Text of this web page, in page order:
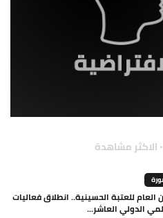
الاكثر مشاهدة
العام للعتبة الحسينية.. انطلاق فعاليات
الدولي العاشر...